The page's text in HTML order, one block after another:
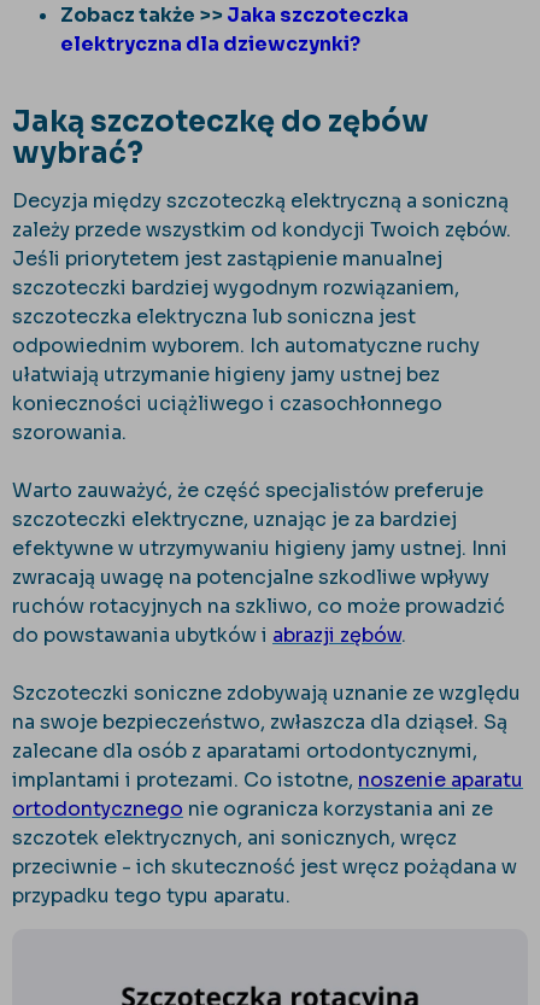
Zobacz także >> Jaka szczoteczka
elektryczna dla dziewczynki?
Jaką szczoteczkę do zębów
wybrać?
Decyzja między szczoteczką elektryczną a soniczną
zależy przede wszystkim od kondycji Twoich zębów.
Jeśli priorytetem jest zastąpienie manualnej
szczoteczki bardziej wygodnym rozwiązaniem,
szczoteczka elektryczna lub soniczna jest
odpowiednim wyborem. Ich automatyczne ruchy
ułatwiają utrzymanie higieny jamy ustnej bez
konieczności uciążliwego i czasochłonnego
szorowania.
Warto zauważyć, że część specjalistów preferuje
szczoteczki elektryczne, uznając je za bardziej
efektywne w utrzymywaniu higieny jamy ustnej. Inni
zwracają uwagę na potencjalne szkodliwe wpływy
ruchów rotacyjnych na szkliwo, co może prowadzić
do powstawania ubytków i abrazji zębów.
Szczoteczki soniczne zdobywają uznanie ze względu
na swoje bezpieczeństwo, zwłaszcza dla dziąseł. Są
zalecane dla osób z aparatami ortodontycznymi,
implantami i protezami. Co istotne, noszenie aparatu
ortodontycznego nie ogranicza korzystania ani ze
szczotek elektrycznych, ani sonicznych, wręcz
przeciwnie - ich skuteczność jest wręcz pożądana w
przypadku tego typu aparatu.